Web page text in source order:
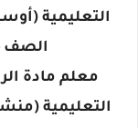
التعليمية
الصف -
معلم مادة
التعليمية